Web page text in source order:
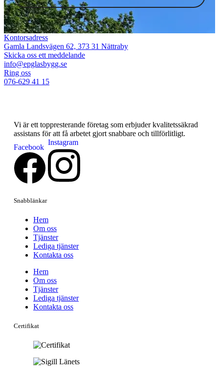
Kontorsadress
Gamla Landsvägen 62, 373 31 Nättraby
Skicka oss ett meddelande
info@epglasbygg.se
Ring oss
076-629 41 15
Vi är ett toppresterande företag som erbjuder kvalitetssäkrad
assistans för att få arbetet gjort snabbare och tillförlitligt.
Facebook
Instagram
Snabblänkar
Hem
Om oss
Tjänster
Lediga tjänster
Kontakta oss
Hem
Om oss
Tjänster
Lediga tjänster
Kontakta oss
Certifikat